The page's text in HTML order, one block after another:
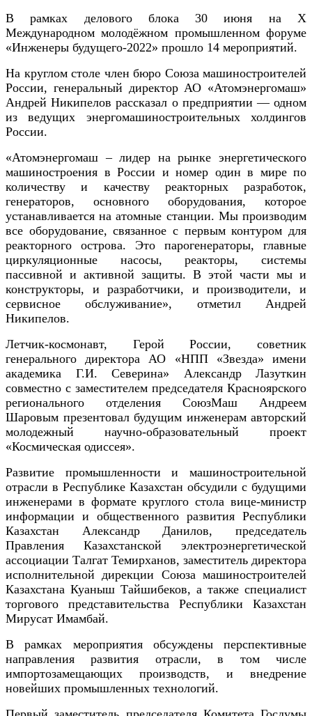
В рамках делового блока 30 июня на X
Международном молодёжном промышленном форуме
«Инженеры будущего-2022» прошло 14 мероприятий.
На круглом столе член бюро Союза машиностроителей
России, генеральный директор АО «Атомэнергомаш»
Андрей Никипелов рассказал о предприятии — одном
из ведущих энергомашиностроительных холдингов
России.
«Атомэнергомаш – лидер на рынке энергетического
машиностроения в России и номер один в мире по
количеству и качеству реакторных разработок,
генераторов, основного оборудования, которое
устанавливается на атомные станции. Мы производим
все оборудование, связанное с первым контуром для
реакторного острова. Это парогенераторы, главные
циркуляционные насосы, реакторы, системы
пассивной и активной защиты. В этой части мы и
конструкторы, и разработчики, и производители, и
сервисное обслуживание», отметил Андрей
Никипелов.
Летчик-космонавт, Герой России, советник
генерального директора АО «НПП «Звезда» имени
академика Г.И. Северина» Александр Лазуткин
совместно с заместителем председателя Красноярского
регионального отделения СоюзМаш Андреем
Шаровым презентовал будущим инженерам авторский
молодежный научно-образовательный проект
«Космическая одиссея».
Развитие промышленности и машиностроительной
отрасли в Республике Казахстан обсудили с будущими
инженерами в формате круглого стола вице-министр
информации и общественного развития Республики
Казахстан Александр Данилов, председатель
Правления Казахстанской электроэнергетической
ассоциации Талгат Темирханов, заместитель директора
исполнительной дирекции Союза машиностроителей
Казахстана Куаныш Тайшибеков, а также специалист
торгового представительства Республики Казахстан
Мирусат Имамбай.
В рамках мероприятия обсуждены перспективные
направления развития отрасли, в том числе
импортозамещающих производств, и внедрение
новейших промышленных технологий.